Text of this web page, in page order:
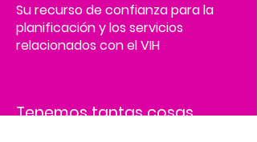
Su recurso de confianza para la
planificación y los servicios
relacionados con el VIH
Tenemos tantas cosas